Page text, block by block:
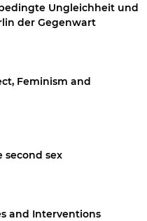
Ungleichheit und
der Gegenwart
Feminism and
sex
and Interventions